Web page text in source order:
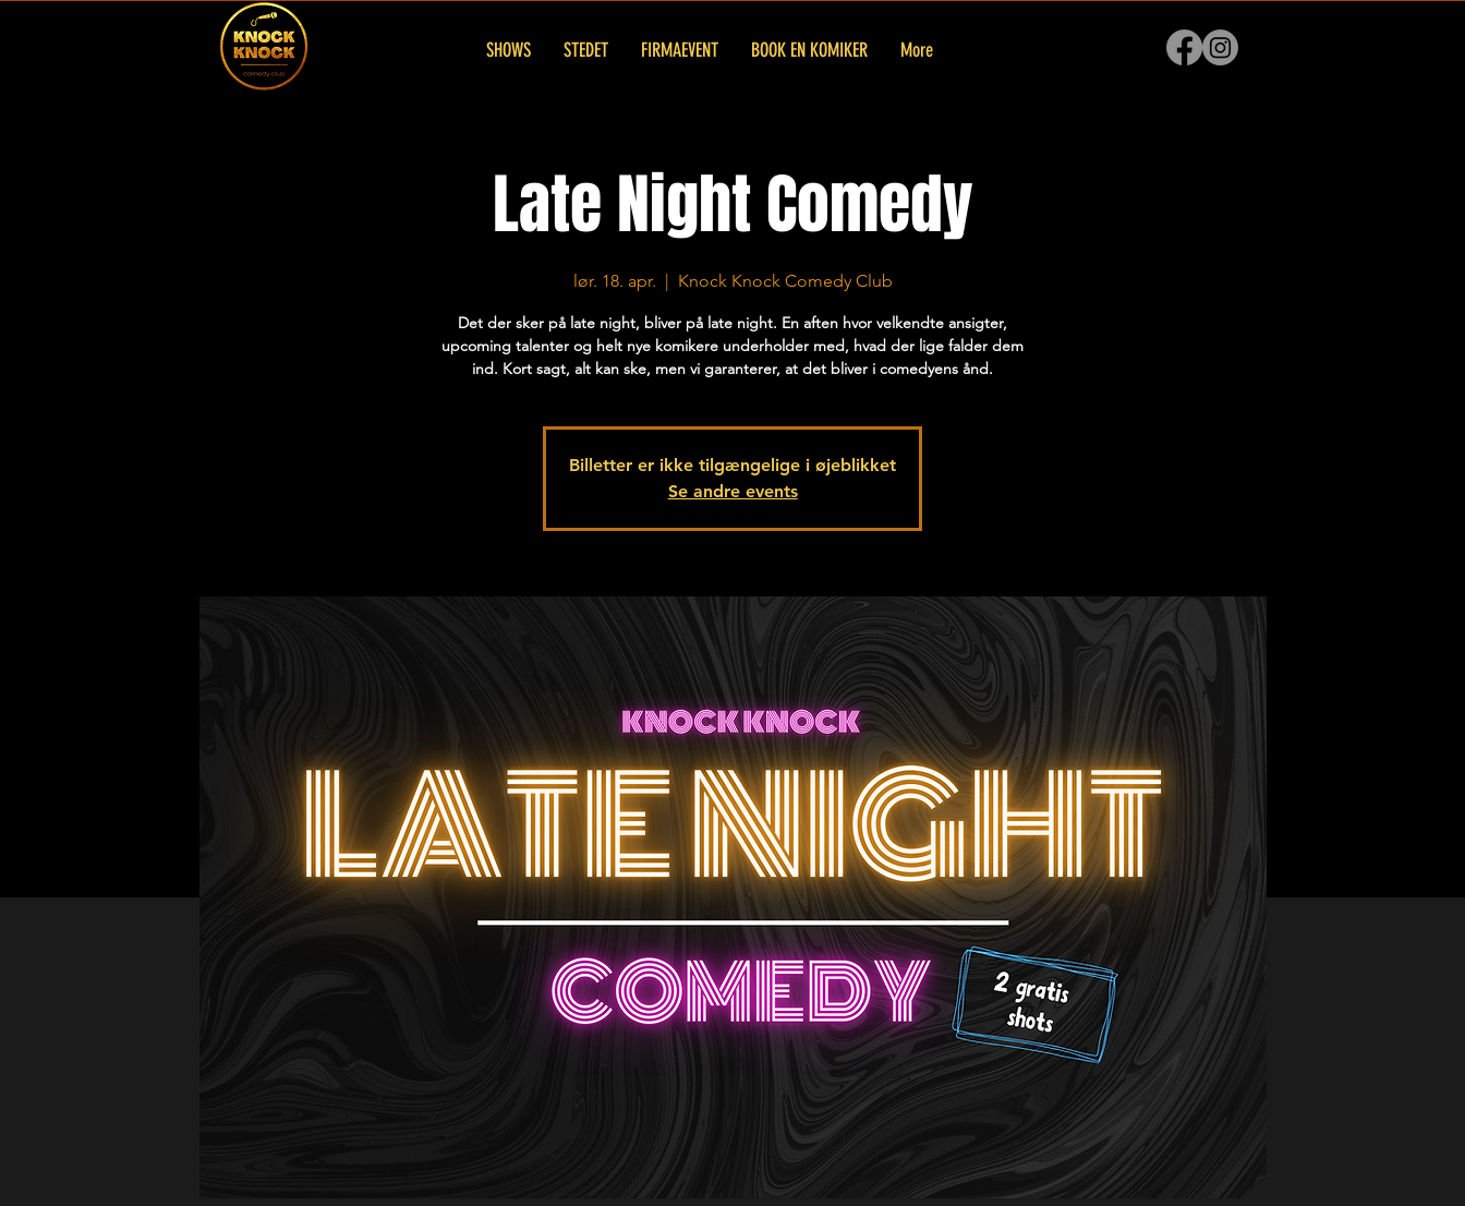
SHOWS STEDET FIRMAEVENT BOOK EN KOMIKER More
Late Night Comedy
lør. 18. apr.
  |
Knock Knock Comedy Club
Det der sker på late night, bliver på late night. En aften hvor velkendte ansigter,
upcoming talenter og helt nye komikere underholder med, hvad der lige falder dem
ind. Kort sagt, alt kan ske, men vi garanterer, at det bliver i comedyens ånd.
Billetter er ikke tilgængelige i øjeblikket
Se andre events